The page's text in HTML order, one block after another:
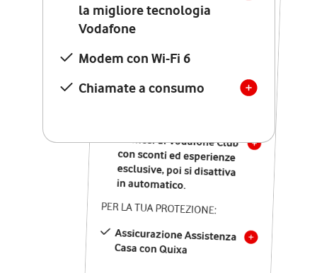
la migliore tecnologia
Vodafone
Modem con Wi-Fi 6
Chiamate a consumo
Vodafone
Modem Seven con Wi-Fi 7
Chiamate illimitate verso
numeri fissi e mobili
nazionali
12 mesi di Vodafone Club
con sconti ed esperienze
esclusive, poi si disattiva
in automatico.
PER LA TUA PROTEZIONE:
Assicurazione Assistenza
Casa con Quixa